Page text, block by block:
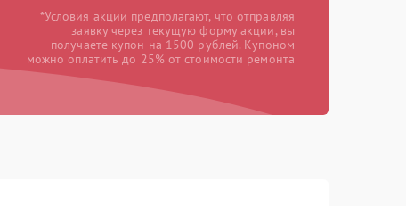
*Условия акции предполагают, что отправляя
заявку через текущую форму акции, вы
получаете купон на 1500 рублей. Купоном
можно оплатить до 25% от стоимости ремонта